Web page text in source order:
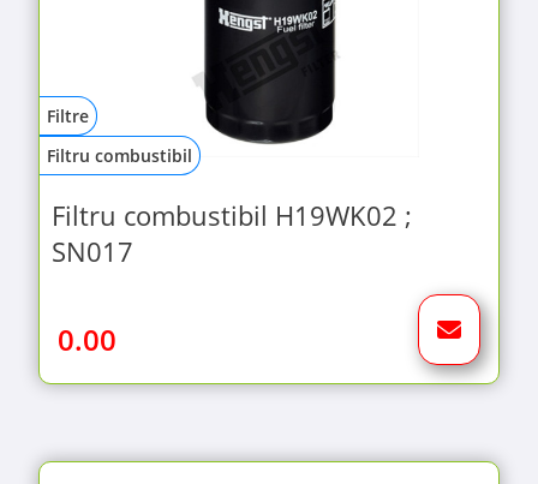
Filtre
Filtru combustibil
Filtru combustibil H19WK02 ;
SN017
0.00